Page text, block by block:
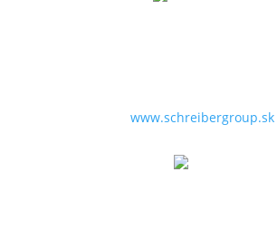
www.schreibergroup.sk